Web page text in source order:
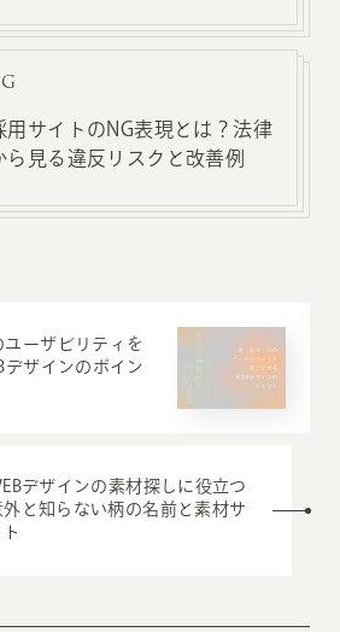
用サイトのNG表現とは？法律
ら見る違反リスクと改善例
ーザビリティを
デザインのポイン
デザインの素材探しに役立つ
外と知らない柄の名前と素材サ